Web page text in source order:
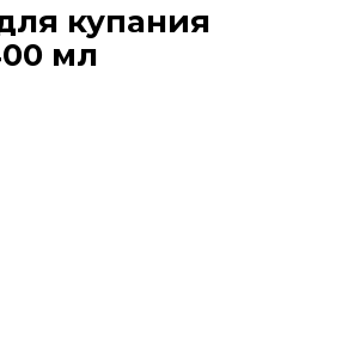
купания
мл